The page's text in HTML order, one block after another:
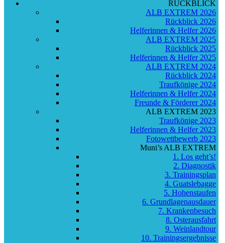
RÜCKBLICK
ALB EXTREM 2026
Rückblick 2026
Helferinnen & Helfer 2026
ALB EXTREM 2025
Rückblick 2025
Helferinnen & Helfer 2025
ALB EXTREM 2024
Rückblick 2024
Traufkönige 2024
Helferinnen & Helfer 2024
Freunde & Förderer 2024
ALB EXTREM 2023
Traufkönige 2023
Helferinnen & Helfer 2023
Fotowettbewerb 2023
Muni’s ALB EXTREM
1. Los geht’s!
2. Diagnostik
3. Trainingsplan
4. Guatslebagge
5. Hohenstaufen
6. Grundlagenausdauer
7. Krankenbesuch
8. Osterausfahrt
9. Weinlandtour
10. Trainingsergebnisse